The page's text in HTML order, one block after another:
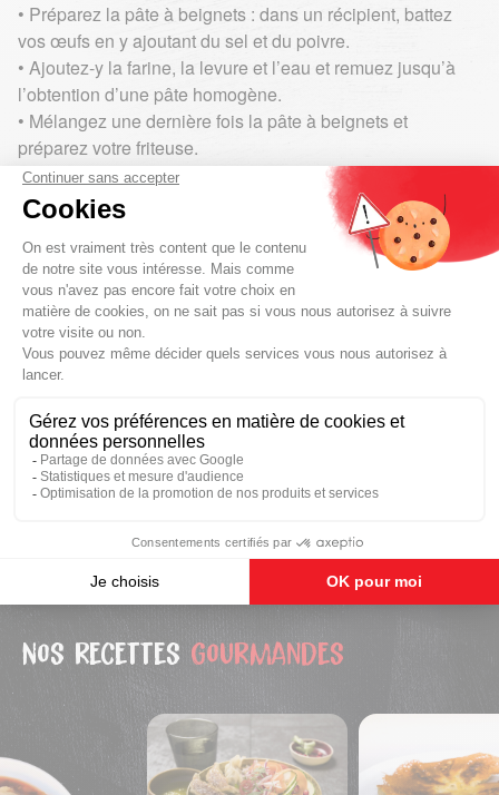
• Préparez la pâte à beignets : dans un récipient, battez
vos œufs en y ajoutant du sel et du poivre.
• Ajoutez-y la farine, la levure et l’eau et remuez jusqu’à
l’obtention d’une pâte homogène.
• Mélangez une dernière fois la pâte à beignets et
préparez votre friteuse.
• Une fois l’huile chauffée, enrobez les Gyoza dans la pâte
à beignets et insérez-les tout de suite dans votre friteuse.
• Surveillez la cuisson de vos beignets. Lorsqu’ils sont
bien dorés, retirez-les et déposez-les sur du papier
absorbant pour éliminer l’excédent d’huile.
• Servez-les chauds avec un morceau de citron pour
arroser si besoin.
C'EST PRÊT ! ITADAKIMASU !
Nos recettes gourmandes